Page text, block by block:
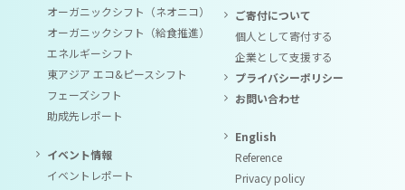
オーガニックシフト（ネオニコ）
オーガニックシフト（給食推進）
エネルギーシフト
東アジア エコ&ピースシフト
フェーズシフト
助成先レポート
イベント情報
イベントレポート
ご寄付について
個人として寄付する
企業として支援する
プライバシーポリシー
お問い合わせ
English
Reference
Privacy policy